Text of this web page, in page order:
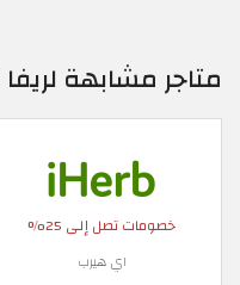
متاجر مشابهة
خصومات تصل إلى 25%
اي هيرب